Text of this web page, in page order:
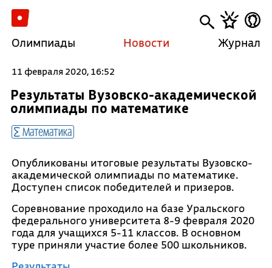
Олимпиады Новости Журнал
11 февраля 2020, 16:52
Результаты Вузовско-академической
олимпиады по математике
Математика
Опубликованы итоговые результаты Вузовско-
академической олимпиады по математике.
Доступен список победителей и призеров.
Соревнование проходило на базе Уральского
федерального университета 8-9 февраля 2020
года для учащихся 5-11 классов. В основном
туре приняли участие более 500 школьников.